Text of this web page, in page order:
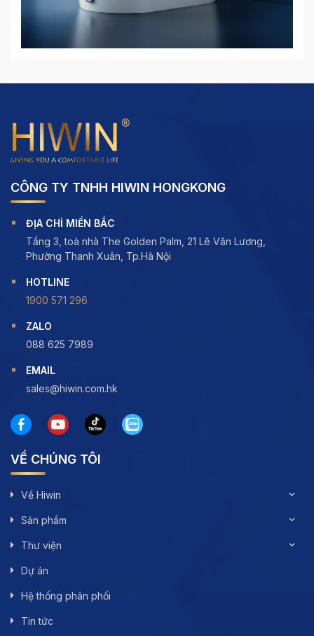
CÔNG TY TNHH HIWIN HONGKONG
ĐỊA CHỈ MIỀN BẮC
Tầng 3, toà nhà The Golden Palm, 21 Lê Văn Lương,
Phường Thanh Xuân, Tp.Hà Nội
HOTLINE
1900 571 296
ZALO
088 625 7989
EMAIL
sales@hiwin.com.hk
VỀ CHÚNG TÔI
Về Hiwin
Sản phẩm
Thư viện
Dự án
Hệ thống phân phối
Tin tức